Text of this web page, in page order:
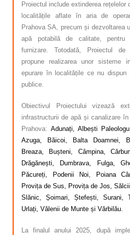
Proiectul include extinderea rețelelor
localitățile aflate în aria de
Prahova SA, precum și dezvoltarea
apă potabilă de calitate, pentru
furnizare. Totodată, Proiectul
propune realizarea unor sisteme
epurare în localitățile ce nu
publice.
Obiectivul Proiectului vizează
infrastructurii de apă și canalizare
Prahova: Adunați, Albești
Azuga, Băicoi, Balta Doamnei,
Breaza, Bușteni, Câmpina,
Drăgănești, Dumbrava, Fulga,
Păcureți, Podenii Noi, Poiana
Provița de Sus, Provița de Jos,
Slănic, Șoimari, Ștefești, Surani,
Urlați, Vălenii de Munte și Vărbilău.
La finalul anului 2025, după